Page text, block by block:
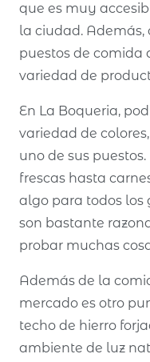
que es muy
la ciudad. Además,
puestos de comida
variedad de
En La Boqueria,
variedad de
uno de sus
frescas hasta
algo para todos los
son bastante
probar muchas
Además de la
mercado es otro
techo de hierro
ambiente de luz